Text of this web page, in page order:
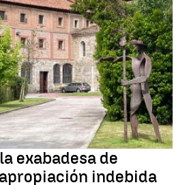
exabadesa de
indebida